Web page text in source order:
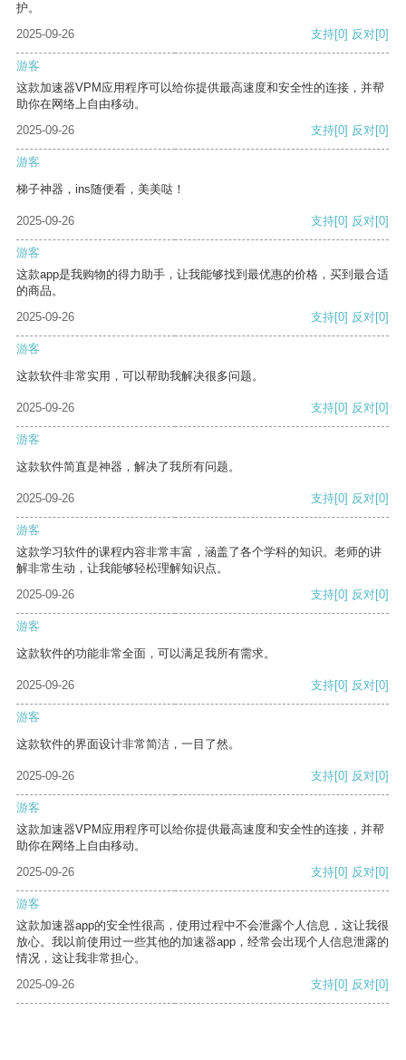
护。
2025-09-26
支持[0] 反对[0]
游客
这款加速器VPM应用程序可以给你提供最高速度和安全性的连接，并帮
助你在网络上自由移动。
2025-09-26
支持[0] 反对[0]
游客
梯子神器，ins随便看，美美哒！
2025-09-26 支持[0] 反对[0]
游客
这款app是我购物的得力助手，让我能够找到最优惠的价格，买到最合适
的商品。
2025-09-26
支持[0] 反对[0]
游客
这款软件非常实用，可以帮助我解决很多问题。
2025-09-26 支持[0] 反对[0]
游客
这款软件简直是神器，解决了我所有问题。
2025-09-26 支持[0] 反对[0]
游客
这款学习软件的课程内容非常丰富，涵盖了各个学科的知识。老师的讲
解非常生动，让我能够轻松理解知识点。
2025-09-26
支持[0] 反对[0]
游客
这款软件的功能非常全面，可以满足我所有需求。
2025-09-26 支持[0] 反对[0]
游客
这款软件的界面设计非常简洁，一目了然。
2025-09-26 支持[0] 反对[0]
游客
这款加速器VPM应用程序可以给你提供最高速度和安全性的连接，并帮
助你在网络上自由移动。
2025-09-26
支持[0] 反对[0]
游客
这款加速器app的安全性很高，使用过程中不会泄露个人信息，这让我很
放心。我以前使用过一些其他的加速器app，经常会出现个人信息泄露的
情况，这让我非常担心。
2025-09-26
支持[0] 反对[0]